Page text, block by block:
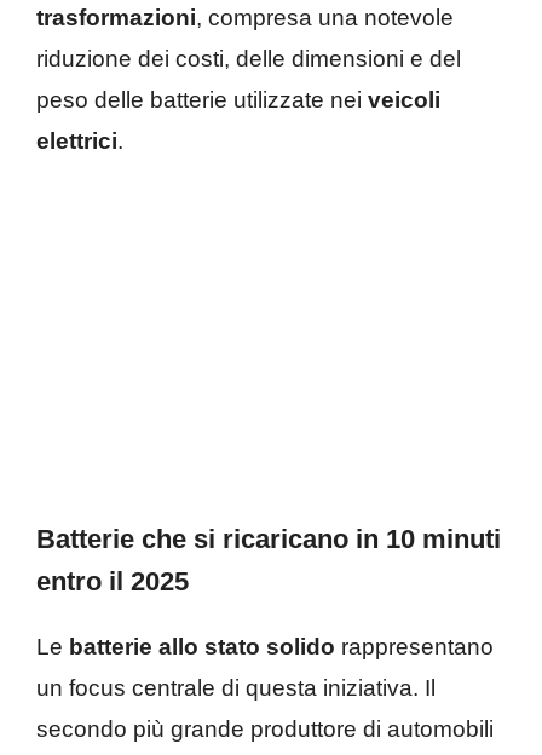
trasformazioni, compresa una notevole
riduzione dei costi, delle dimensioni e del
peso delle batterie utilizzate nei veicoli
elettrici.
Batterie che si ricaricano in 10 minuti
entro il 2025
Le batterie allo stato solido rappresentano
un focus centrale di questa iniziativa. Il
secondo più grande produttore di automobili